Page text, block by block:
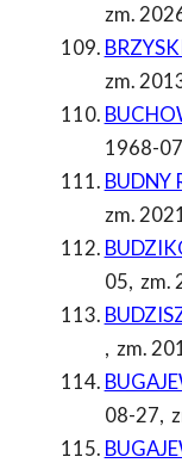
zm.
zm.
1968-
BUDNY
zm.
05, zm.
, zm.
08-27,